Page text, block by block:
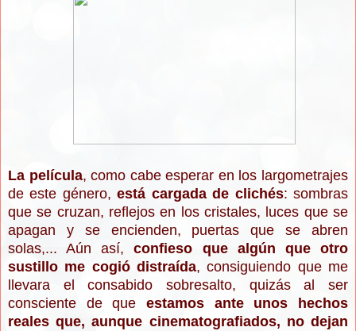
La película, como cabe esperar en los largometrajes
de este género,está cargada de clichés: sombras
que se cruzan, reflejos en los cristales, luces que se
apagan y se encienden, puertas que se abren
solas,... Aún así,confieso que algún que otro
sustillo me cogió distraída, consiguiendo que me
llevara el consabido sobresalto, quizás al ser
consciente de que estamos ante unos hechos
reales que, aunque cinematografiados, no dejan